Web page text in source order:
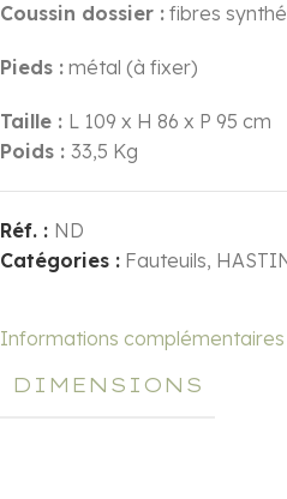
Coussin dossier : fibres
Pieds : métal (à fixer)
Taille : L 109 x H 86 x P 95 cm
Poids : 33,5 Kg
Réf. : ND
Catégories : Fauteuils,
Informations complémentaires
DIMENSIONS